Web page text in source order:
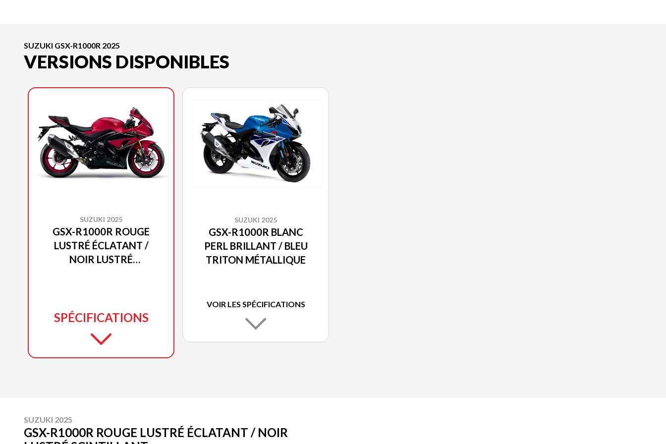
SUZUKI GSX-R1000R 2025
VERSIONS DISPONIBLES
SUZUKI 2025
GSX-R1000R ROUGE
LUSTRÉ ÉCLATANT /
NOIR LUSTRÉ
SPÉCIFICATIONS
SUZUKI 2025
GSX-R1000R BLANC
PERL BRILLANT / BLEU
TRITON MÉTALLIQUE
VOIR LES SPÉCIFICATIONS
SUZUKI 2025
GSX-R1000R ROUGE LUSTRÉ ÉCLATANT / NOIR